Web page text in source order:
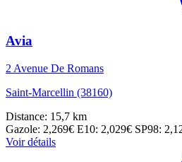
Avia
2 Avenue De Romans
Saint-Marcellin (38160)
Distance: 15,7 km
Gazole: 2,269€ E10: 2,029€ SP98:
Voir détails